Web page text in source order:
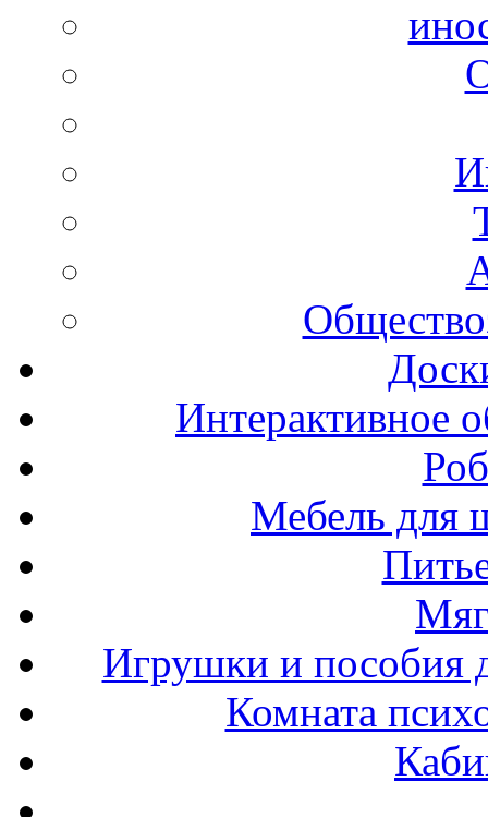
Интерактивное
Мебель для
Игрушки и пособия
Комната